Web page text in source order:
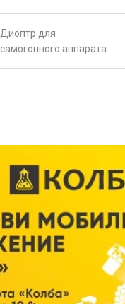
Диоптр для
самогонного аппарата